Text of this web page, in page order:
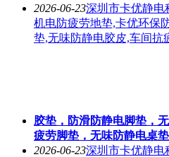
2026-06-23深圳市卡优静电
机电防疲劳地垫,卡优环保
垫,无味防静电胶皮,车间抗
胶垫，防滑防静电脚垫，
疲劳脚垫，无味防静电桌
2026-06-23深圳市卡优静电